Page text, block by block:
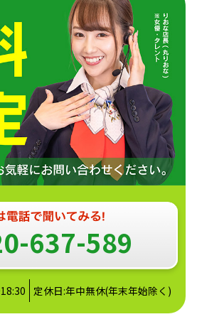
637-589
定休日:年中無休(年末年始除く)